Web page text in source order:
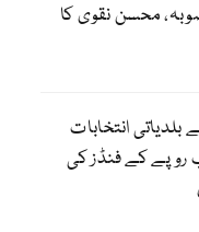
محسن نقوی کا
انتخابات
12.52 ارب روپے کے فنڈز کی